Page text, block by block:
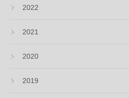
2022
2021
2020
2019